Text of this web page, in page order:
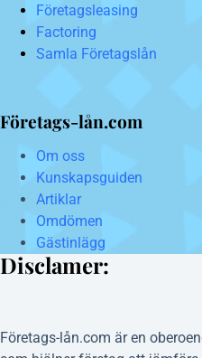
Företagsleasing
Factoring
Samla Företagslån
Företags-lån.com
Om oss
Kunskapsguiden
Artiklar
Omdömen
Gästinlägg
Disclamer:
Företags-lån.com är en